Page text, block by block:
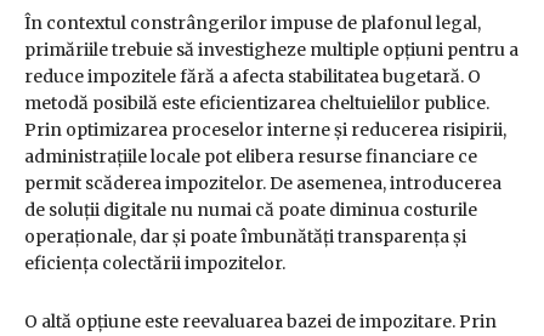
În contextul constrângerilor impuse de plafonul legal,
primăriile trebuie să investigheze multiple opțiuni pentru a
reduce impozitele fără a afecta stabilitatea bugetară. O
metodă posibilă este eficientizarea cheltuielilor publice.
Prin optimizarea proceselor interne și reducerea risipirii,
administrațiile locale pot elibera resurse financiare ce
permit scăderea impozitelor. De asemenea, introducerea
de soluții digitale nu numai că poate diminua costurile
operaționale, dar și poate îmbunătăți transparența și
eficiența colectării impozitelor.
O altă opțiune este reevaluarea bazei de impozitare. Prin